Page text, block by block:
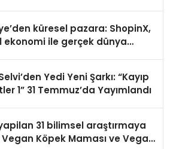
küresel pazara: ShopinX,
ekonomi ile gerçek dünya
Yedi Yeni Şarkı: “Kayıp
1” 31 Temmuz’da Yayımlandı
31 bilimsel araştırmaya
Köpek Maması ve Vegan